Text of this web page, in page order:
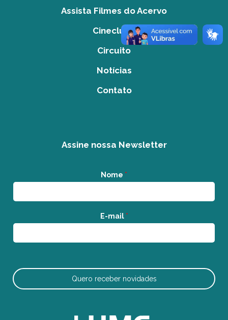
Assista Filmes do Acervo
Cineclube
Circuito
Notícias
Contato
Assine nossa Newsletter
Nome *
E-mail *
Quero receber novidades